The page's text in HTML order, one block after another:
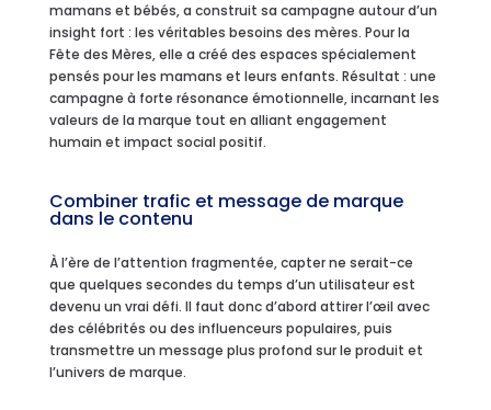
mamans et bébés, a construit sa campagne autour d’un
insight fort : les véritables besoins des mères. Pour la
Fête des Mères, elle a créé des espaces spécialement
pensés pour les mamans et leurs enfants. Résultat : une
campagne à forte résonance émotionnelle, incarnant les
valeurs de la marque tout en alliant engagement
humain et impact social positif.
Combiner trafic et message de marque
dans le contenu
À l’ère de l’attention fragmentée, capter ne serait-ce
que quelques secondes du temps d’un utilisateur est
devenu un vrai défi. Il faut donc d’abord attirer l’œil avec
des célébrités ou des influenceurs populaires, puis
transmettre un message plus profond sur le produit et
l’univers de marque.